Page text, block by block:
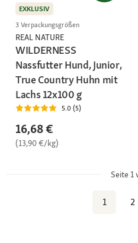
EXKLUSIV
3 Verpackungsgrößen
REAL NATURE
WILDERNESS
Nassfutter Hund, Junior,
True Country Huhn mit
Lachs 12x100 g
5.0 (5)
16,68 €
(13,90 €/kg)
Seite 1
1 2